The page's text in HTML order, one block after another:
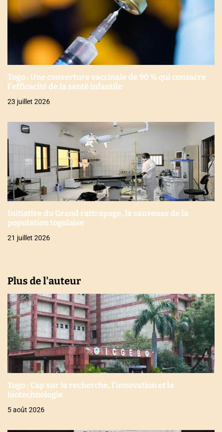
Togo : Une couverture vaccinale de 90 % qui consacre
l’efficacité de la santé infantile
23 juillet 2026
Initiative du Grand rattrapage, la sauveuse de la
population togolaise
21 juillet 2026
Plus de l'auteur
Togo : Cap sur la recherche, l’innovation et la
biotechnologie
5 août 2026